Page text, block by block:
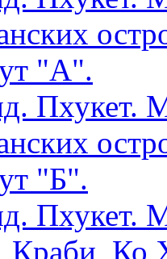
"А".
Пхукет.
"Б".
Пхукет.
Ко